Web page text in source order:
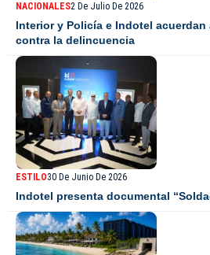
NACIONALES2 De Julio De 2026
Interior y Policía e Indotel
contra la delincuencia
ESTILO30 De Junio De 2026
Indotel presenta documental